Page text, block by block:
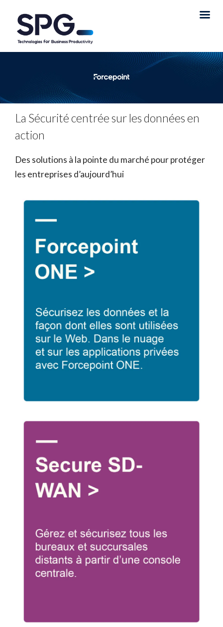
La Sécurité centrée sur les données en
action
Des solutions à la pointe du marché pour protéger
les entreprises d’aujourd’hui